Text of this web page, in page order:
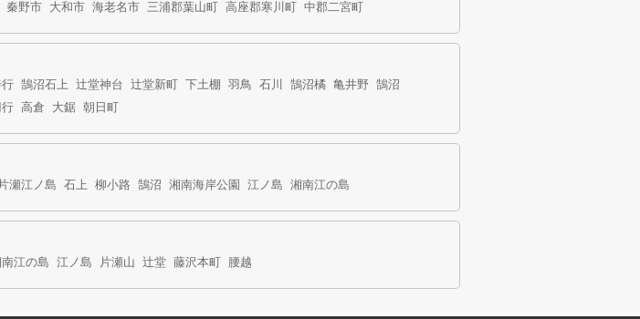
秦野市 大和市 海老名市 三浦郡葉山町 高座郡寒川町 中郡二宮町
鵠沼石上 辻堂神台 辻堂新町 下土棚 羽鳥 石川 鵠沼橘 亀井野 鵠沼
行 高倉 大鋸 朝日町
片瀬江ノ島 石上 柳小路 鵠沼 湘南海岸公園 江ノ島 湘南江の島
江の島 江ノ島 片瀬山 辻堂 藤沢本町 腰越